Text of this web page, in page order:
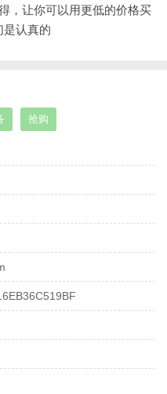
，让你可以用更低的价格买
是认真的
抢购